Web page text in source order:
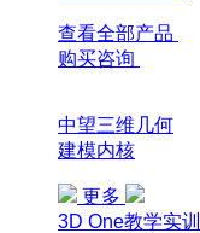
查看全部产品
购买咨询
中望三维几何
建模内核
更多
3D One教学实